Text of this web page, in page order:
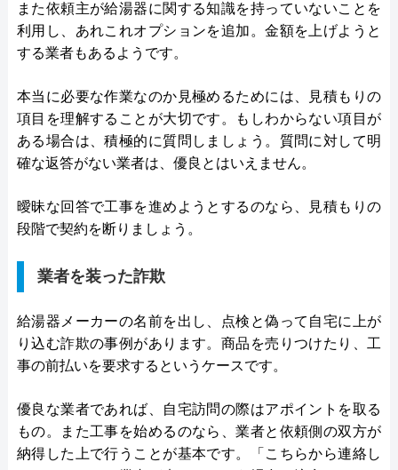
また依頼主が給湯器に関する知識を持っていないことを
利用し、あれこれオプションを追加。金額を上げようと
する業者もあるようです。
本当に必要な作業なのか見極めるためには、見積もりの
項目を理解することが大切です。もしわからない項目が
ある場合は、積極的に質問しましょう。質問に対して明
確な返答がない業者は、優良とはいえません。
曖昧な回答で工事を進めようとするのなら、見積もりの
段階で契約を断りましょう。
業者を装った詐欺
給湯器メーカーの名前を出し、点検と偽って自宅に上が
り込む詐欺の事例があります。商品を売りつけたり、工
事の前払いを要求するというケースです。
優良な業者であれば、自宅訪問の際はアポイントを取る
もの。また工事を始めるのなら、業者と依頼側の双方が
納得した上で行うことが基本です。「こちらから連絡し